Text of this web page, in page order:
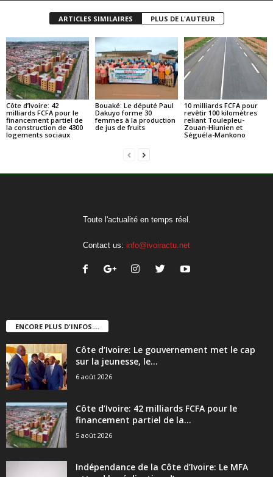
ARTICLES SIMILAIRES PLUS DE L'AUTEUR
Côte d’Ivoire: 42
milliards FCFA pour le
financement partiel de
la construction de 4300
logements sociaux
Bouaké: Le député Paul
Dakuyo forme 30
femmes à la production
de jus de fruits
10 milliards FCFA pour
revêtir 100 kilomètres
reliant Toulepleu-
Zouan-Hiunien et
Séguéla-Mankono
Toute l'actualité en temps réel.
Contact us: info@ivoiractu.net
ENCORE PLUS D'INFOS....
Côte d’Ivoire: Le gouvernement met le cap
sur la jeunesse, le...
6 août 2026
Côte d’Ivoire: 42 milliards FCFA pour le
financement partiel de la...
5 août 2026
Indépendance de la Côte d’Ivoire: Le MFA